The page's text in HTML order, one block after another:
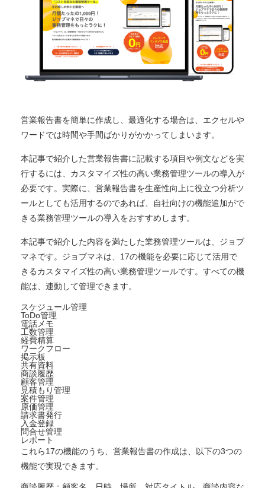
営業報告書を簡単に作成し、最適化する場合は、エクセルや
ワードでは時間や手間ばかりがかかってしまいます。
本記事で紹介した営業報告書に記載する項目や例文などを実
行するには、カスタマイズ性の高い業務管理ツールの導入が
必要です。実際に、営業報告書を生産性向上に役立つ分析ツ
ールとしても活用するのであれば、自社向けの機能追加がで
きる業務管理ツールの導入をおすすめします。
本記事で紹介した内容を満たした業務管理ツールは、ジョブ
マネです。ジョブマネは、17の機能を必要に応じて活用で
きるカスタマイズ性の高い業務管理ツールです。すべての機
能は、連動して管理できます。
スケジュール管理
ToDo管理
電話メモ
工数管理
経費精算
ワークフロー
掲示板
共有資料
商談履歴
顧客管理
見積もり管理
案件管理
原価管理
請求書発行
入金登録
問合せ管理
レポート
これら17の機能のうち、営業報告書の作成は、以下の3つの
機能で実現できます。